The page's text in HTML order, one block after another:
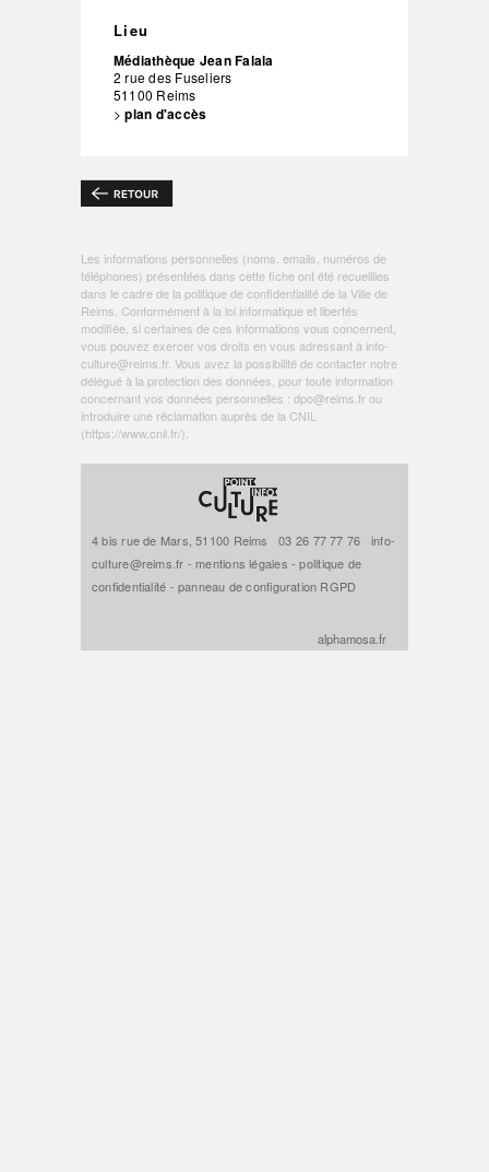
Lieu
Médiathèque Jean Falala
2 rue des Fuseliers
51100 Reims
>plan d'accès
Les informations personnelles (noms, emails, numéros de
téléphones) présentées dans cette fiche ont été recueillies
dans le cadre de la politique deconfidentialité de la Ville de
Reims . Conformément à la loi informatique et libertés
modifiée, si certaines de ces informations vous concernent,
vous pouvez exercer vos droits en vous adressant à info-
culture@reims.fr. Vous avez la possibilité de contacter notre
délégué à la protection des données, pour toute information
concernant vos données personnelles : dpo@reims.frou
introduire une réclamation auprès de la CNIL
(https://www.cnil.fr/).
4 bis rue de Mars, 51100 Reims03 26 77 77 76
info-
culture@reims.fr -mentions légales -politique de
confidentialité - panneau de configuration RGPD
alphamosa.fr